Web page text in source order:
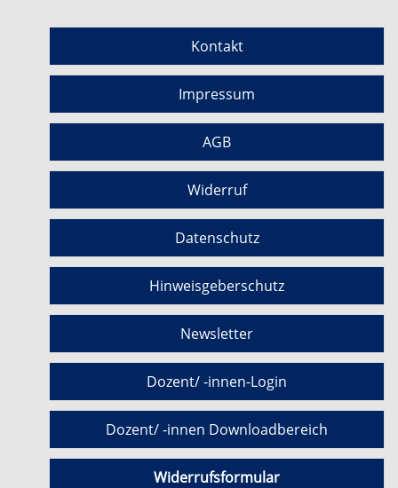
Kontakt
Impressum
AGB
Widerruf
Datenschutz
Hinweisgeberschutz
Newsletter
Dozent/ -innen-Login
Dozent/ -innen Downloadbereich
Widerrufsformular